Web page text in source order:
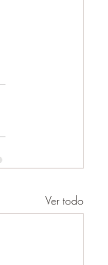
Ver todo